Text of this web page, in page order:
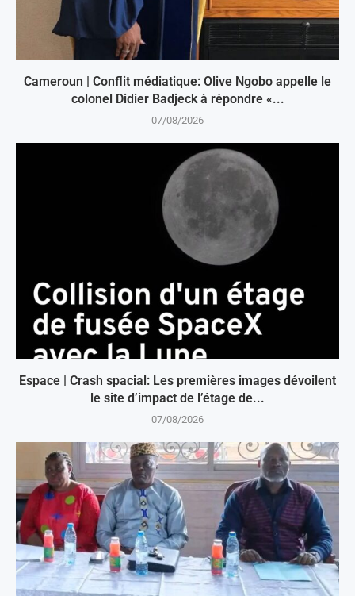
Cameroun | Conflit médiatique: Olive Ngobo appelle le
colonel Didier Badjeck à répondre «...
07/08/2026
Espace | Crash spacial: Les premières images dévoilent
le site d’impact de l’étage de...
07/08/2026